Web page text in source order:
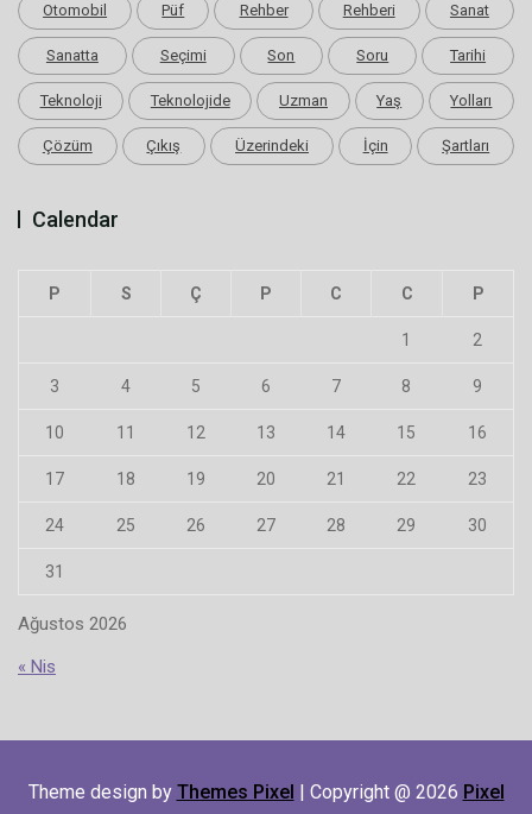
Otomobil Püf Rehber Rehberi Sanat
Sanatta Seçimi Son Soru Tarihi
Teknoloji Teknolojide Uzman Yaş Yolları
Çözüm Çıkış Üzerindeki İçin Şartları
Calendar
Ağustos 2026
P S Ç P C C P
1 2
3 4 5 6 7 8 9
10 11 12 13 14 15 16
17 18 19 20 21 22 23
24 25 26 27 28 29 30
31
« Nis
Theme design by Themes Pixel | Copyright @ 2026 Pixel